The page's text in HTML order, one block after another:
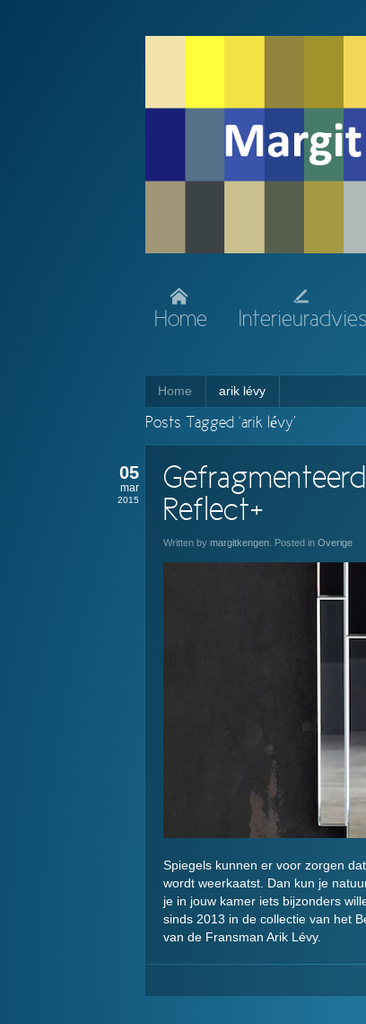
Home Interieuradvies
Home arik lévy
Posts Tagged ‘arik lévy’
05
mar
2015
Reflect+
Written by margitkengen . Posted in Overige
Spiegels kunnen er voor zorgen
wordt weerkaatst. Dan kun je
je in jouw kamer iets bijzonders
sinds 2013 in de collectie van het
van de Fransman Arik Lévy.